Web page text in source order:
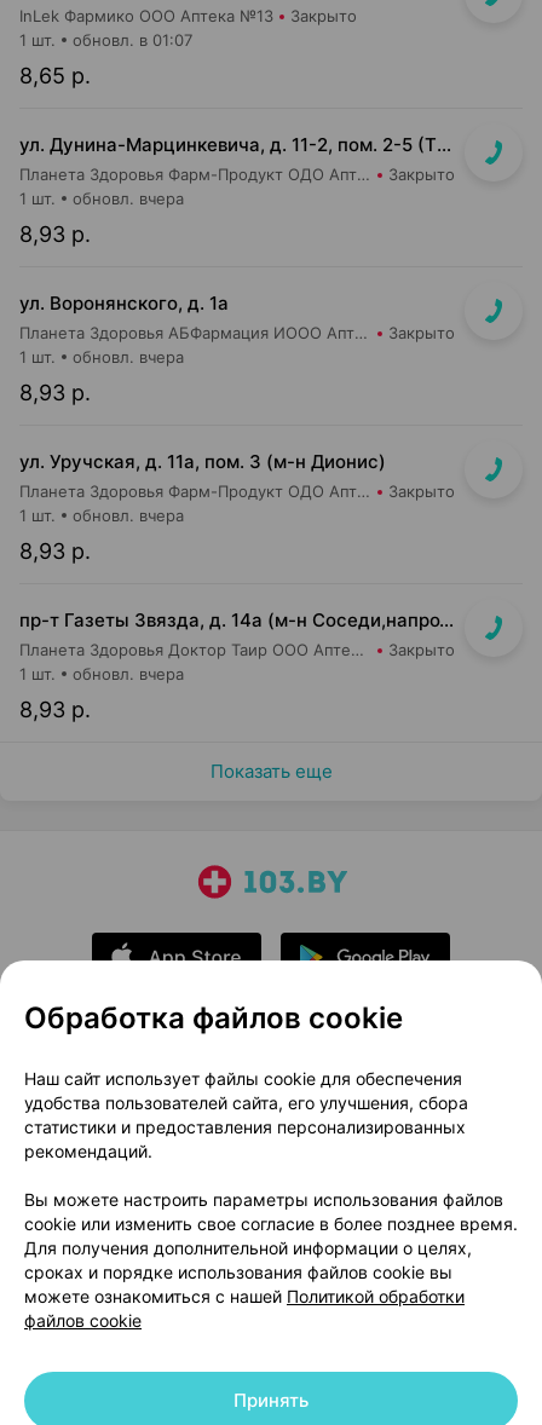
InLek Фармико ООО Аптека №13 Закрыто
8,65 р.
1 шт. обновл. в 01:07
ул. Дунина-Марцинкевича, д. 11-2, пом. 2-5 (ТЦ Раковский кирмаш)
Планета Здоровья Фарм-Продукт ОДО Аптека №24 Закрыто
8,93 р.
1 шт. обновл. вчера
ул. Воронянского, д. 1а
Планета Здоровья АБФармация ИООО Аптека №15 Закрыто
8,93 р.
1 шт. обновл. вчера
ул. Уручская, д. 11а, пом. 3 (м-н Дионис)
Планета Здоровья Фарм-Продукт ОДО Аптека №4 Закрыто
8,93 р.
1 шт. обновл. вчера
пр-т Газеты Звязда, д. 14а (м-н Соседи,напротив касс)
Планета Здоровья Доктор Таир ООО Аптека №14 Закрыто
8,93 р.
1 шт. обновл. вчера
Показать еще
О проекте
Новости проекта
Размещение рекламы
Медицинский маркетинг
Публичный договор
Доставка
Способы оплаты
Вакансии
Партнеры
Написать руководителю 103.by
Написать в поддержку
Персональные настройки Cookie
Обработка файлов cookie
Наш сайт использует файлы cookie для обеспечения
удобства пользователей сайта, его улучшения, сбора
статистики и предоставления персонализированных
рекомендаций.
Вы можете настроить параметры использования файлов
cookie или изменить свое согласие в более позднее время.
Для получения дополнительной информации о целях,
сроках и порядке использования файлов cookie вы
можете ознакомиться с нашей Политикой обработки
файлов cookie
Принять